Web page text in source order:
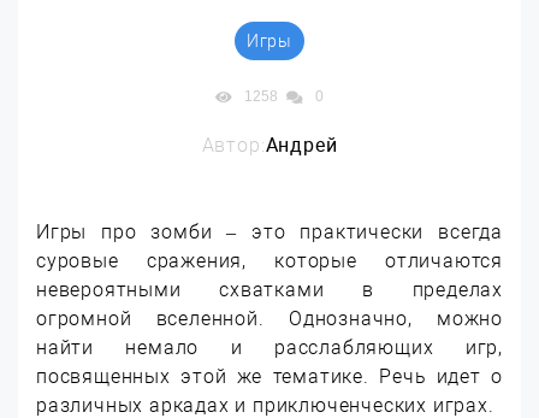
Игры
1258 0
Автор:Андрей
Игры про зомби – это практически всегда
суровые сражения, которые отличаются
невероятными схватками в пределах
огромной вселенной. Однозначно, можно
найти немало и расслабляющих игр,
посвященных этой же тематике. Речь идет о
различных аркадах и приключенческих играх.